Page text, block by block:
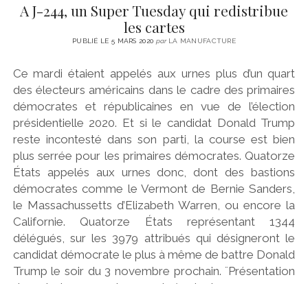
A J-244, un Super Tuesday qui redistribue
les cartes
PUBLIÉ LE 5 MARS 2020 parLA MANUFACTURE
Ce mardi étaient appelés aux urnes plus d’un quart
des électeurs américains dans le cadre des primaires
démocrates et républicaines en vue de l’élection
présidentielle 2020. Et si le candidat Donald Trump
reste incontesté dans son parti, la course est bien
plus serrée pour les primaires démocrates. Quatorze
États appelés aux urnes donc, dont des bastions
démocrates comme le Vermont de Bernie Sanders,
le Massachussetts d’Elizabeth Warren, ou encore la
Californie. Quatorze États représentant 1344
délégués, sur les 3979 attribués qui désigneront le
candidat démocrate le plus à même de battre Donald
Trump le soir du 3 novembre prochain. ¨Présentation